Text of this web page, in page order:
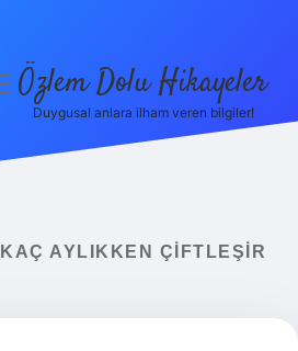
Özlem Dolu Hikayeler
Duygusal anlara ilham veren bilgiler!
KAÇ AYLIKKEN ÇIFTLEŞIR